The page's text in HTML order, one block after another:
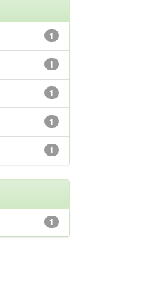
1
1
1
1
1
1